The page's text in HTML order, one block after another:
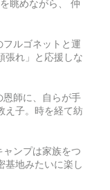
眺めながら、 仲
ルゴネットと運
張れ」と応援しな
恩師に、自らが手
え子。時を経て紡
ンプは家族をつ
基地みたいに楽し